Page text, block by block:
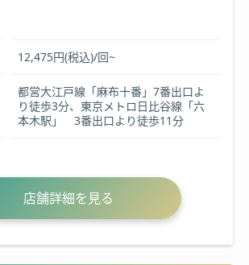
12,475円(税込)/回~
都営大江戸線「麻布十番」7番出口よ
り徒歩3分、東京メトロ日比谷線「六
本木駅」 3番出口より徒歩11分
店舗詳細を見る